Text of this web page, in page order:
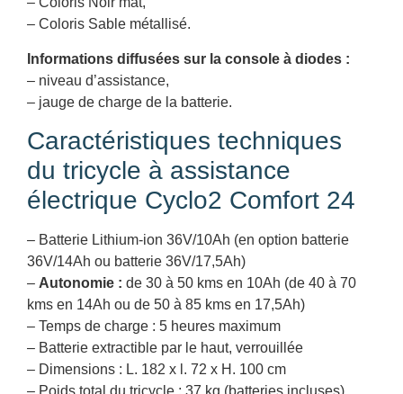
– Coloris Sable métallisé.
Informations diffusées sur la console à diodes :
– niveau d’assistance,
– jauge de charge de la batterie.
Caractéristiques techniques
du tricycle à assistance
électrique Cyclo2 Comfort 24
– Batterie Lithium-ion 36V/10Ah (en option batterie
36V/14Ah ou batterie 36V/17,5Ah)
– Autonomie : de 30 à 50 kms en 10Ah (de 40 à 70
kms en 14Ah ou de 50 à 85 kms en 17,5Ah)
– Temps de charge : 5 heures maximum
– Batterie extractible par le haut, verrouillée
– Dimensions : L. 182 x l. 72 x H. 100 cm
– Poids total du tricycle : 37 kg (batteries incluses)